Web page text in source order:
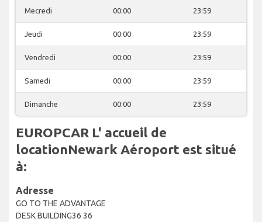
Mecredi 00:00 23:59
Jeudi 00:00 23:59
Vendredi 00:00 23:59
Samedi 00:00 23:59
Dimanche 00:00 23:59
EUROPCAR L' accueil de
locationNewark Aéroport est situé
à:
Adresse
GO TO THE ADVANTAGE
DESK BUILDING36 36